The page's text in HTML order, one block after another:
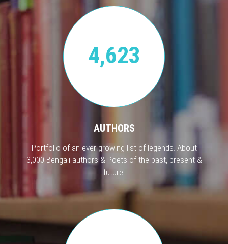
4,623
AUTHORS
Portfolio of an ever growing list of legends. About
3,000 Bengali authors & Poets of the past, present &
future.